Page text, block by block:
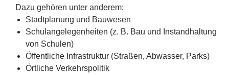
Dazu gehören unter anderem:
Stadtplanung und Bauwesen
Schulangelegenheiten (z. B. Bau und Instandhaltung
von Schulen)
Öffentliche Infrastruktur (Straßen, Abwasser, Parks)
Örtliche Verkehrspolitik